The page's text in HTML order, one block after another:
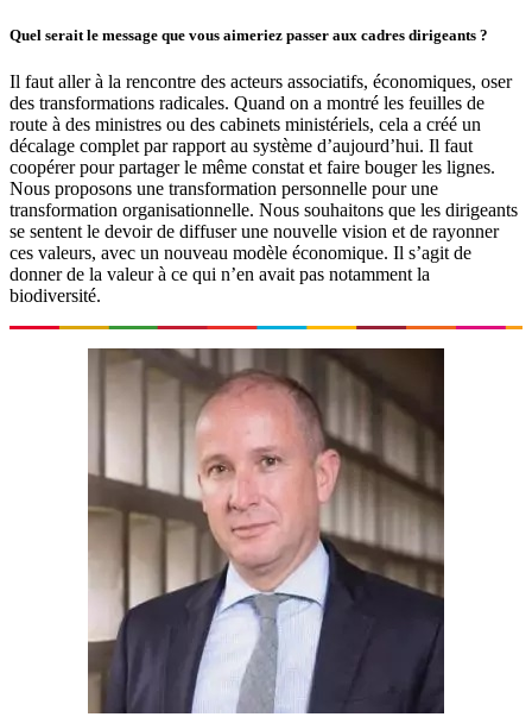
Quel serait le message que vous aimeriez passer aux cadres dirigeants ?
Il faut aller à la rencontre des acteurs associatifs, économiques, oser
des transformations radicales. Quand on a montré les feuilles de
route à des ministres ou des cabinets ministériels, cela a créé un
décalage complet par rapport au système d’aujourd’hui. Il faut
coopérer pour partager le même constat et faire bouger les lignes.
Nous proposons une transformation personnelle pour une
transformation organisationnelle. Nous souhaitons que les dirigeants
se sentent le devoir de diffuser une nouvelle vision et de rayonner
ces valeurs, avec un nouveau modèle économique. Il s’agit de
donner de la valeur à ce qui n’en avait pas notamment la
biodiversité.